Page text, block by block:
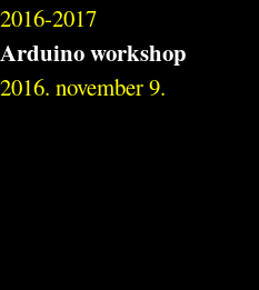
2016-2017
Arduino workshop
2016. november 9.